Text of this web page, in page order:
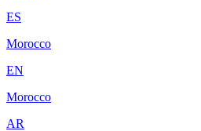
ES
Morocco
EN
Morocco
AR